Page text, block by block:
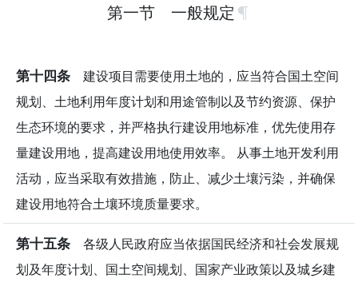
第一节 一般规定
第十四条 建设项目需要使用土地的，应当符合国土空间
规划、土地利用年度计划和用途管制以及节约资源、保护
生态环境的要求，并严格执行建设用地标准，优先使用存
量建设用地，提高建设用地使用效率。 从事土地开发利用
活动，应当采取有效措施，防止、减少土壤污染，并确保
建设用地符合土壤环境质量要求。
第十五条 各级人民政府应当依据国民经济和社会发展规
划及年度计划、国土空间规划、国家产业政策以及城乡建